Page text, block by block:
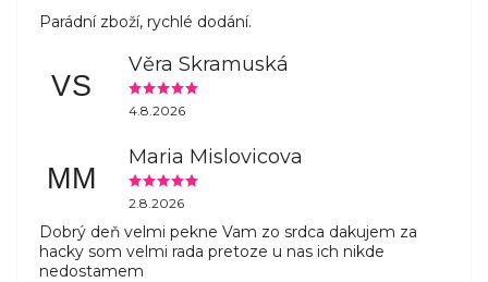
Parádní zboží, rychlé dodání.
VS
Věra Skramuská
4.8.2026
MM
Maria Mislovicova
2.8.2026
Dobrý deň velmi pekne Vam zo srdca dakujem za
hacky som velmi rada pretoze u nas ich nikde
nedostamem